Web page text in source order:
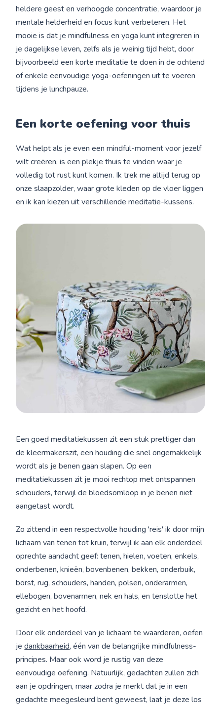
heldere geest en verhoogde concentratie, waardoor je
mentale helderheid en focus kunt verbeteren. Het
mooie is dat je mindfulness en yoga kunt integreren in
je dagelijkse leven, zelfs als je weinig tijd hebt, door
bijvoorbeeld een korte meditatie te doen in de ochtend
of enkele eenvoudige yoga-oefeningen uit te voeren
tijdens je lunchpauze.
Een korte oefening voor thuis
Wat helpt als je even een mindful-moment voor jezelf
wilt creëren, is een plekje thuis te vinden waar je
volledig tot rust kunt komen. Ik trek me altijd terug op
onze slaapzolder, waar grote kleden op de vloer liggen
en ik kan kiezen uit verschillende meditatie-kussens.
Een goed meditatiekussen zit een stuk prettiger dan
de kleermakerszit, een houding die snel ongemakkelijk
wordt als je benen gaan slapen. Op een
meditatiekussen zit je mooi rechtop met ontspannen
schouders, terwijl de bloedsomloop in je benen niet
aangetast wordt.
Zo zittend in een respectvolle houding 'reis' ik door mijn
lichaam van tenen tot kruin, terwijl ik aan elk onderdeel
oprechte aandacht geef: tenen, hielen, voeten, enkels,
onderbenen, knieën, bovenbenen, bekken, onderbuik,
borst, rug, schouders, handen, polsen, onderarmen,
ellebogen, bovenarmen, nek en hals, en tenslotte het
gezicht en het hoofd.
Door elk onderdeel van je lichaam te waarderen, oefen
jedankbaarheid, één van de belangrijke mindfulness-
principes. Maar ook word je rustig van deze
eenvoudige oefening. Natuurlijk, gedachten zullen zich
aan je opdringen, maar zodra je merkt dat je in een
gedachte meegesleurd bent geweest, laat je deze los